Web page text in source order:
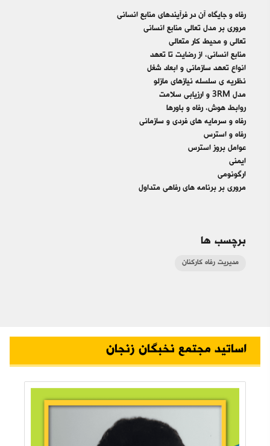
رفاه و جایگاه آن در فرآیندهای منابع انسانی
مروری بر مدل تعالی منابع انسانی
تعالی و محیط کار متعالی
منابع انسانی، از رضایت تا تعهد
انواع تعهد سازمانی و ابعاد شغل
نظریه ی سلسله نیازهای مازلو
مدل 3RM و ارزیابی سلامت
روابط هوش، رفاه و باورها
رفاه و سرمایه های فردی و سازمانی
رفاه و استرس
عوامل بروز استرس
ایمنی
ارگونومی
مروری بر برنامه های رفاهی متداول​
برچسب ها
مدیریت رفاه کارکنان
اساتید مجتمع نخبگان زنجان